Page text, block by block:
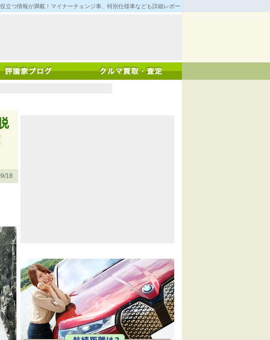
つ情報が満載！マイナーチェンジ車、特別仕様車なども詳細レポート！
18